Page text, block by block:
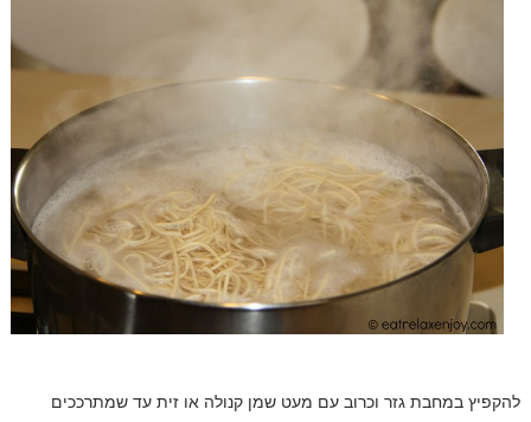
להקפיץ במחבת גזר וכרוב עם מעט שמן קנולה או זית עד שמתרככים